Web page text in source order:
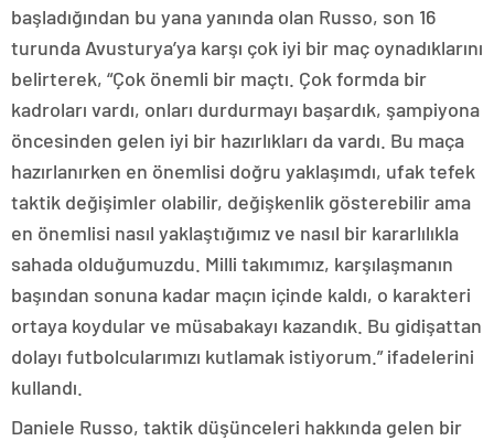
başladığından bu yana yanında olan Russo, son 16
turunda Avusturya’ya karşı çok iyi bir maç oynadıklarını
belirterek, “Çok önemli bir maçtı. Çok formda bir
kadroları vardı, onları durdurmayı başardık, şampiyona
öncesinden gelen iyi bir hazırlıkları da vardı. Bu maça
hazırlanırken en önemlisi doğru yaklaşımdı, ufak tefek
taktik değişimler olabilir, değişkenlik gösterebilir ama
en önemlisi nasıl yaklaştığımız ve nasıl bir kararlılıkla
sahada olduğumuzdu. Milli takımımız, karşılaşmanın
başından sonuna kadar maçın içinde kaldı, o karakteri
ortaya koydular ve müsabakayı kazandık. Bu gidişattan
dolayı futbolcularımızı kutlamak istiyorum.” ifadelerini
kullandı.
Daniele Russo, taktik düşünceleri hakkında gelen bir